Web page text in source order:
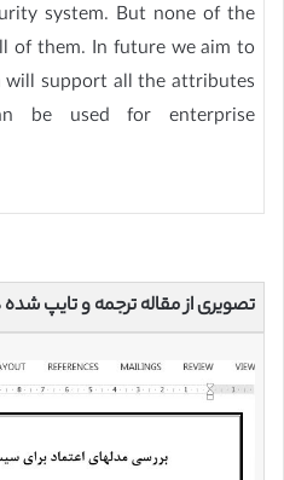
system. But none of the
of them. In future we aim to
support all the attributes
be used for enterprise
تصویری از مقاله ترجمه و تایپ شده